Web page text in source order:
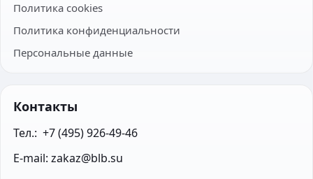
Политика cookies
Политика конфиденциальности
Персональные данные
Контакты
Тел.:  +7 (495) 926-49-46
E-mail: zakaz@blb.su